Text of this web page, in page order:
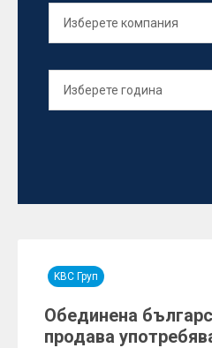
KBC Груп
Обединена
продава